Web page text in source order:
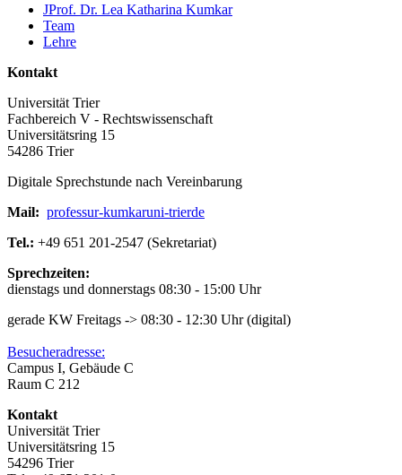
JProf. Dr. Lea Katharina Kumkar
Team
Lehre
Kontakt
Universität Trier
Fachbereich V - Rechtswissenschaft
Universitätsring 15
54286 Trier
Digitale Sprechstunde nach Vereinbarung
Mail: professur-kumkaruni-trierde
Tel.: +49 651 201-2547 (Sekretariat)
dienstags und donnerstags 08:30 - 15:00 Uhr
gerade KW Freitags -> 08:30 - 12:30 Uhr (digital)
Besucheradresse:
Campus I, Gebäude C
Raum C 212
Kontakt
Universität Trier
Universitätsring 15
54296 Trier